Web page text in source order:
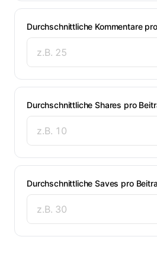
Durchschnittliche Kommentare
Durchschnittliche Shares pro
Durchschnittliche Saves pro